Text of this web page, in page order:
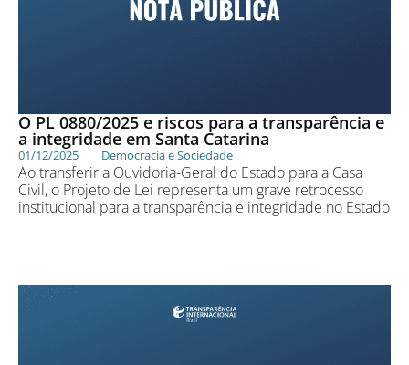
O PL 0880/2025 e riscos para a transparência e
a integridade em Santa Catarina
01/12/2025 Democracia e Sociedade
Ao transferir a Ouvidoria-Geral do Estado para a Casa
Civil, o Projeto de Lei representa um grave retrocesso
institucional para a transparência e integridade no Estado